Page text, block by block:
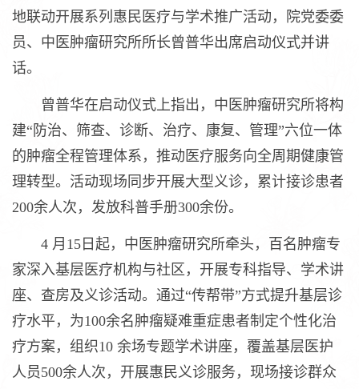
地联动开展系列惠民医疗与学术推广活动，院党委委
员、中医肿瘤研究所所长曾普华出席启动仪式并讲
话。
曾普华在启动仪式上指出，中医肿瘤研究所将构
建“防治、筛查、诊断、治疗、康复、管理”六位一体
的肿瘤全程管理体系，推动医疗服务向全周期健康管
理转型。活动现场同步开展大型义诊，累计接诊患者
200余人次，发放科普手册300余份。
4 月15日起，中医肿瘤研究所牵头，百名肿瘤专
家深入基层医疗机构与社区，开展专科指导、学术讲
座、查房及义诊活动。通过“传帮带”方式提升基层诊
疗水平，为100余名肿瘤疑难重症患者制定个性化治
疗方案，组织10 余场专题学术讲座，覆盖基层医护
人员500余人次，开展惠民义诊服务，现场接诊群众